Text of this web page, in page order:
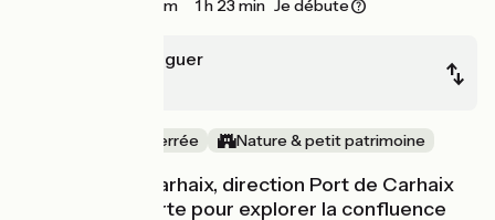
21 km 1 h 23 min Je débute
Carhaix-Plouguer
Ancienne voie ferrée Nature & petit patrimoine
Au départ de Carhaix, direction Port de Carhaix
par une voie verte pour explorer la confluence